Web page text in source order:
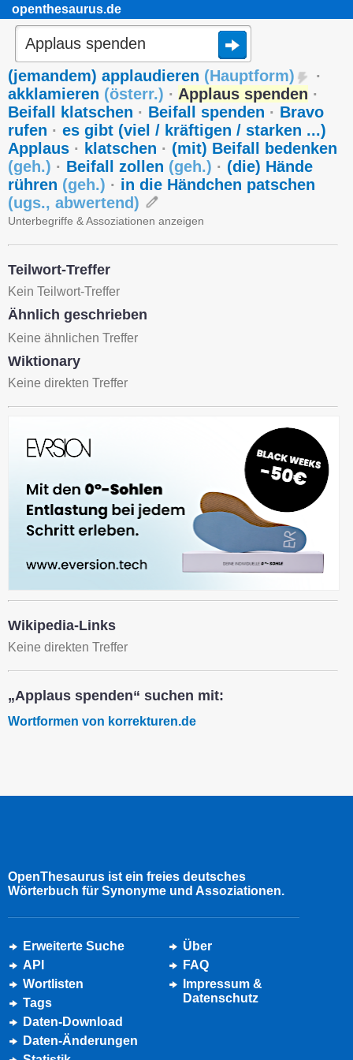
openthesaurus.de
(jemandem) applaudieren (Hauptform)
·
akklamieren (österr.) · Applaus spenden ·
Beifall klatschen · Beifall spenden · Bravo
rufen · es gibt (viel / kräftigen / starken ...)
Applaus · klatschen · (mit) Beifall bedenken
(geh.) · Beifall zollen (geh.) · (die) Hände
rühren (geh.) · in die Händchen patschen
(ugs., abwertend)
Unterbegriffe & Assoziationen anzeigen
Teilwort-Treffer
Kein Teilwort-Treffer
Ähnlich geschrieben
Keine ähnlichen Treffer
Wiktionary
Keine direkten Treffer
Wikipedia-Links
Keine direkten Treffer
„Applaus spenden“ suchen mit:
Wortformen von korrekturen.de
OpenThesaurus ist ein freies deutsches
Wörterbuch für Synonyme und Assoziationen.
Erweiterte Suche
API
Wortlisten
Tags
Daten-Download
Daten-Änderungen
Über
FAQ
Impressum &
Datenschutz